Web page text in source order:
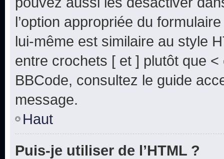
l’option appropriée du
lui-même est similaire au style
entre crochets [ et ] plutôt que
BBCode, consultez le guide
message.
Haut
Puis-je utiliser de l’HTML ?